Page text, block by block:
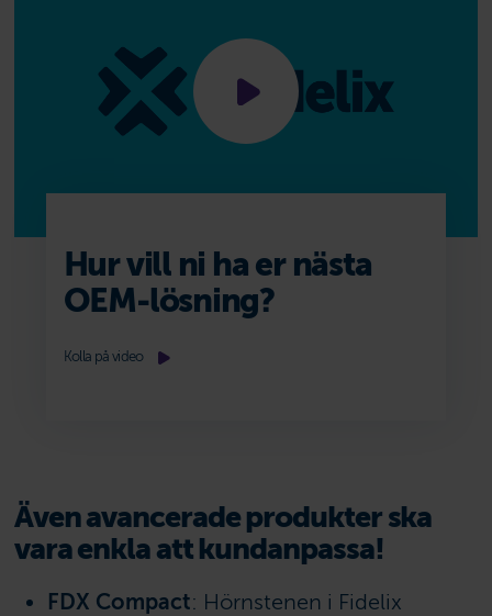
Hur vill ni ha er nästa
OEM-lösning?
Kolla på video
Även avancerade produkter ska
vara enkla att kundanpassa!
FDX Compact: Hörnstenen i Fidelix